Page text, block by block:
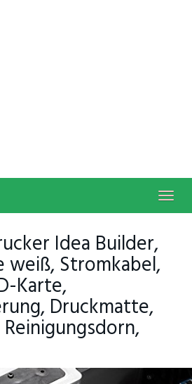
Idea Builder,
weiß, Stromkabel,
Karte,
Druckmatte,